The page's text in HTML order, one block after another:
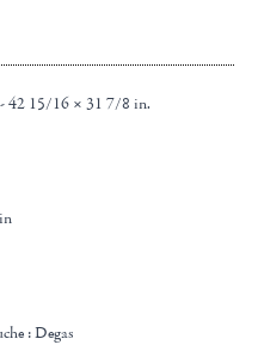
42 15/16 × 31 7/8 in.
: Degas